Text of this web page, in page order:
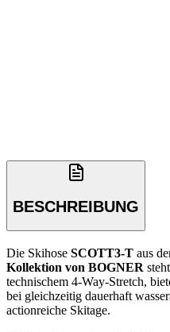
BESCHREIBUNG
Die Skihose SCOTT3-T aus
Kollektion von BOGNER
technischem 4-Way-Stretch,
bei gleichzeitig dauerhaft
actionreiche Skitage.